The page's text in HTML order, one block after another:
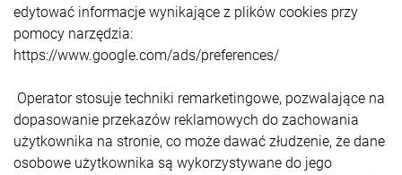
edytować informacje wynikające z plików cookies przy
pomocy narzędzia:
https://www.google.com/ads/preferences/
Operator stosuje techniki remarketingowe, pozwalające na
dopasowanie przekazów reklamowych do zachowania
użytkownika na stronie, co może dawać złudzenie, że dane
osobowe użytkownika są wykorzystywane do jego